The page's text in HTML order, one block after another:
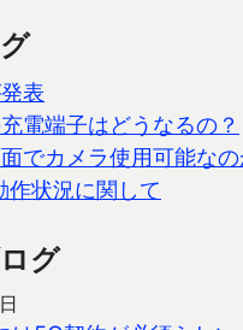
表
電端子はどうなるの？
でカメラ使用可能なの
作状況に関して
グ